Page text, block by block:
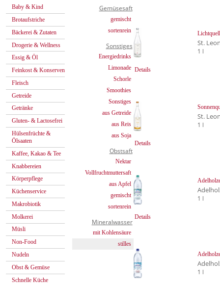
Baby & Kind
Brotaufstriche
Bäckerei & Zutaten
Drogerie & Wellness
Essig & Öl
Feinkost & Konserven
Fleisch
Getreide
Getränke
Gluten- & Lactosefrei
Hülsenfrüchte &
Ölsaaten
Kaffee, Kakao & Tee
Knabbereien
Körperpflege
Küchenservice
Makrobiotik
Molkerei
Müsli
Non-Food
Nudeln
Obst & Gemüse
Schnelle Küche
Gemüsesaft
gemischt
sortenrein
Sonstiges
Energiedrinks
Limonade
Schorle
Smoothies
Sonstiges
aus Getreide
aus Reis
aus Soja
Obstsaft
Nektar
Vollfruchtmuttersaft
aus Apfel
gemischt
sortenrein
Mineralwasser
mit Kohlensäure
stilles
Details
St.
1 l
Details
St.
1 l
Details
1 l
1 l